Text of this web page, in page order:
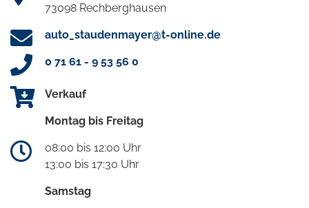
73098 Rechberghausen
auto_staudenmayer@t-online.de
0 71 61 - 9 53 56 0
Verkauf
Montag bis Freitag
08:00 bis 12:00 Uhr
13:00 bis 17:30 Uhr
Samstag